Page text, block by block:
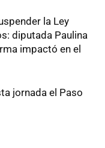
la Ley
diputada Paulina
impactó en el
jornada el Paso